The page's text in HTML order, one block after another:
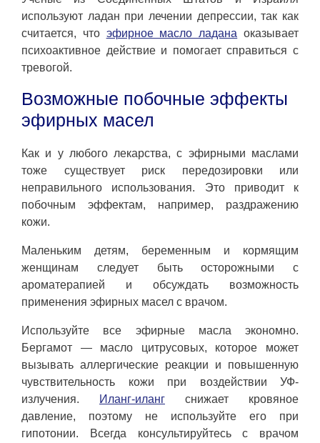
используют ладан при лечении депрессии, так как
считается, что эфирное масло ладана оказывает
психоактивное действие и помогает справиться с
тревогой.
Возможные побочные эффекты
эфирных масел
Как и у любого лекарства, с эфирными маслами
тоже существует риск передозировки или
неправильного использования. Это приводит к
побочным эффектам, например, раздражению
кожи.
Маленьким детям, беременным и кормящим
женщинам следует быть осторожными с
ароматерапией и обсуждать возможность
применения эфирных масел с врачом.
Используйте все эфирные масла экономно.
Бергамот — масло цитрусовых, которое может
вызывать аллергические реакции и повышенную
чувствительность кожи при воздействии УФ-
излучения.
Иланг-иланг снижает кровяное
давление, поэтому не используйте его при
гипотонии. Всегда консультируйтесь с врачом